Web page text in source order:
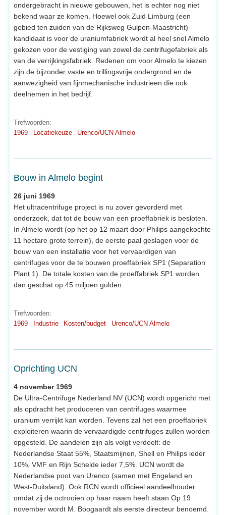
ondergebracht in nieuwe gebouwen, het is echter nog niet
bekend waar ze komen. Hoewel ook Zuid Limburg (een
gebied ten zuiden van de Rijksweg Gulpen-Maastricht)
kandidaat is voor de uraniumfabriek wordt al heel snel Almelo
gekozen voor de vestiging van zowel de centrifugefabriek als
van de verrijkingsfabriek. Redenen om voor Almelo te kiezen
zijn de bijzonder vaste en trillingsvrije ondergrond en de
aanwezigheid van fijnmechanische industrieen die ook
deelnemen in het bedrijf.
Trefwoorden:
1969
Locatiekeuze Urenco/UCN Almelo
Bouw in Almelo begint
26 juni 1969
Het ultracentrifuge project is nu zover gevorderd met
onderzoek, dat tot de bouw van een proeffabriek is besloten.
In Almelo wordt (op het op 12 maart door Philips aangekochte
11 hectare grote terrein), de eerste paal geslagen voor de
bouw van een installatie voor het vervaardigen van
centrifuges voor de te bouwen proeffabriek SP1 (Separation
Plant 1). De totale kosten van de proeffabriek SP1 worden
dan geschat op 45 miljoen gulden.
Trefwoorden:
1969
Industrie Kosten/budget Urenco/UCN Almelo
Oprichting UCN
4 november 1969
De Ultra-Centrifuge Nederland NV (UCN) wordt opgericht met
als opdracht het produceren van centrifuges waarmee
uranium verrijkt kan worden. Tevens zal het een proeffabriek
exploiteren waarin de vervaardigde centrifuges zullen worden
opgesteld. De aandelen zijn als volgt verdeelt: de
Nederlandse Staat 55%, Staatsmijnen, Shell en Philips ieder
10%, VMF en Rijn Schelde ieder 7,5%. UCN wordt de
Nederlandse poot van Urenco (samen met Engeland en
West-Duitsland). Ook RCN wordt officieel aandeelhouder
omdat zij de octrooien op haar naam heeft staan Op 19
november wordt M. Boogaardt als eerste directeur benoemd.